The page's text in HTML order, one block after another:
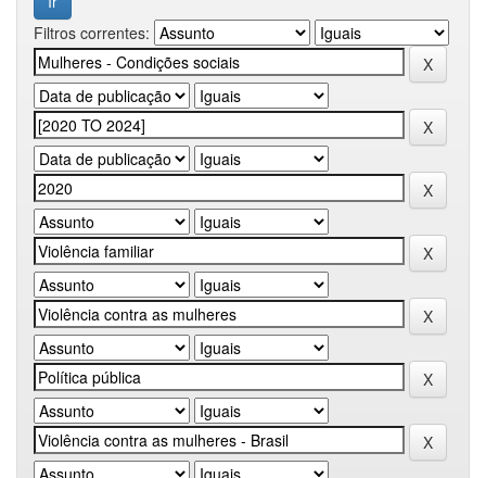
Filtros correntes: